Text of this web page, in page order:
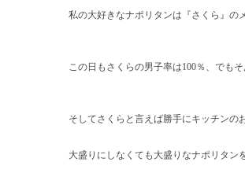
私の大好きなナポリタンは『さくら』の
この日もさくらの男子率は100％、でも
そしてさくらと言えば勝手にキッチンの
大盛りにしなくても大盛りなナポリタン